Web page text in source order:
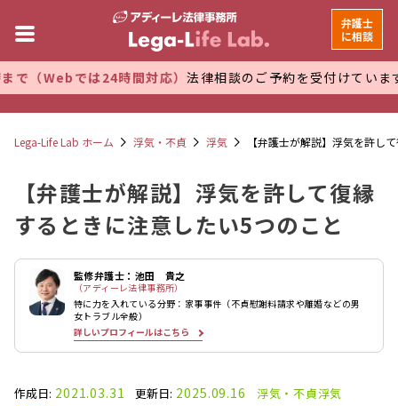
は24時間対応）法律相談のご予約を受付けています。 万全な
弁護士
に相談
Lega-Life Lab ホーム 浮気・不貞 浮気 【弁護士が解説】浮気を許し
【弁護士が解説】浮気を許して復縁
するときに注意したい5つのこと
監修弁護士：池田 貴之
（アディーレ法律事務所）
特に力を入れている分野：家事事件（不貞慰謝料請求や離婚などの男
女トラブル全般）
詳しいプロフィールはこちら
作成日: 2021.03.31 更新日: 2025.09.16 浮気・不貞浮気